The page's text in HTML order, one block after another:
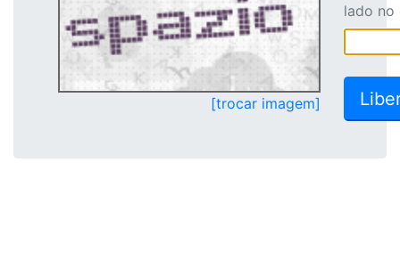
[trocar imagem]
lado no